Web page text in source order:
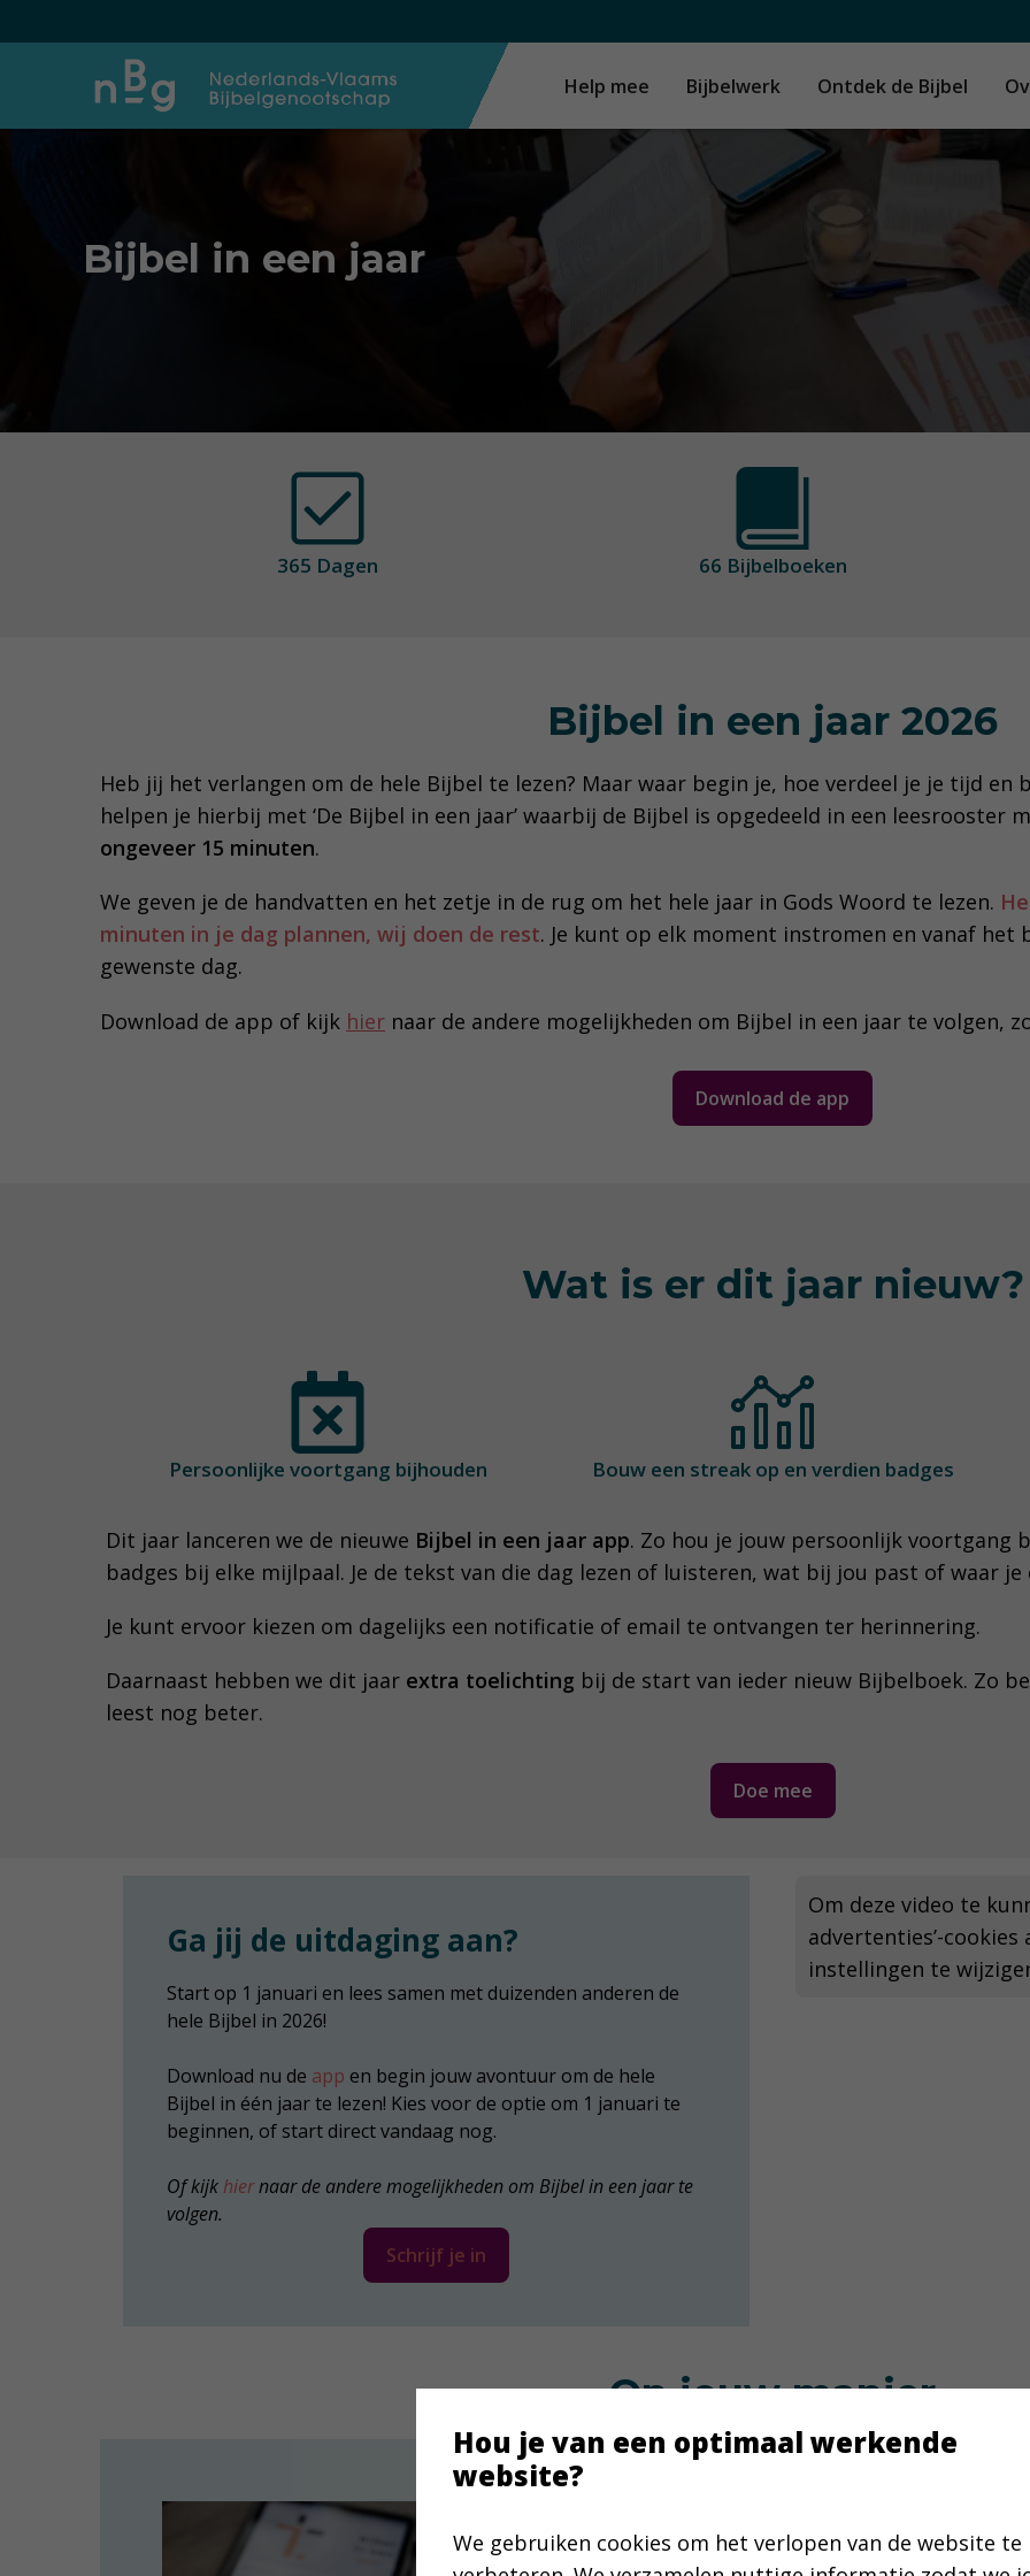
Help mee Bijbelwerk Ontdek de Bijbel
Bijbel in een jaar
365 Dagen 66 Bijbelboeken
Bijbel in een jaar 2026
Heb jij het verlangen om de hele Bijbel te lezen? Maar waar begin je, hoe verdeel je je tijd en
helpen je hierbij met ‘De Bijbel in een jaar’ waarbij de Bijbel is opgedeeld in een leesrooster
ongeveer 15 minuten.
We geven je de handvatten en het zetje in de rug om het hele jaar in Gods Woord te lezen.
minuten in je dag plannen, wij doen de rest. Je kunt op elk moment instromen en vanaf het
gewenste dag.
Download de app of kijk hier naar de andere mogelijkheden om Bijbel in een jaar te volgen,
Download de app
Wat is er dit jaar nieuw?
Persoonlijke voortgang bijhouden Bouw een streak op en verdien badges
Dit jaar lanceren we de nieuwe Bijbel in een jaar app. Zo hou je jouw persoonlijk voortgang
badges bij elke mijlpaal. Je de tekst van die dag lezen of luisteren, wat bij jou past of waar
Je kunt ervoor kiezen om dagelijks een notificatie of email te ontvangen ter herinnering.
Daarnaast hebben we dit jaar extra toelichting bij de start van ieder nieuw Bijbelboek. Zo
leest nog beter.
Doe mee
Om deze video te
advertenties’-
instellingen te
Ga jij de uitdaging aan?
Start op 1 januari en lees samen met duizenden anderen de
hele Bijbel in 2026!
Download nu de app en begin jouw avontuur om de hele
Bijbel in één jaar te lezen! Kies voor de optie om 1 januari te
beginnen, of start direct vandaag nog.
Of kijk hiernaar de andere mogelijkheden om Bijbel in een jaar te
volgen.
Schrijf je in
Op jouw manier
Hou je van een optimaal werkende
website?
We gebruiken cookies om het verlopen van de website te